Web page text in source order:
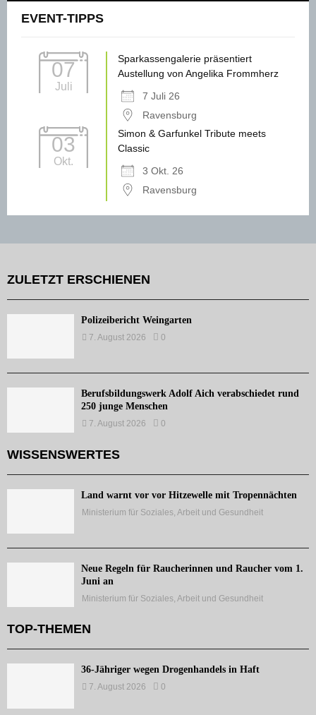
EVENT-TIPPS
07
Juli
Sparkassengalerie präsentiert
Austellung von Angelika Frommherz
7 Juli 26
Ravensburg
03
Okt.
Simon & Garfunkel Tribute meets
Classic
3 Okt. 26
Ravensburg
ZULETZT ERSCHIENEN
Polizeibericht Weingarten
7. August 2026 0
Berufsbildungswerk Adolf Aich verabschiedet rund
250 junge Menschen
7. August 2026 0
WISSENSWERTES
Land warnt vor vor Hitzewelle mit Tropennächten
Ministerium für Soziales, Arbeit und Gesundheit
Neue Regeln für Raucherinnen und Raucher vom 1.
Juni an
Ministerium für Soziales, Arbeit und Gesundheit
TOP-THEMEN
36-Jähriger wegen Drogenhandels in Haft
7. August 2026 0